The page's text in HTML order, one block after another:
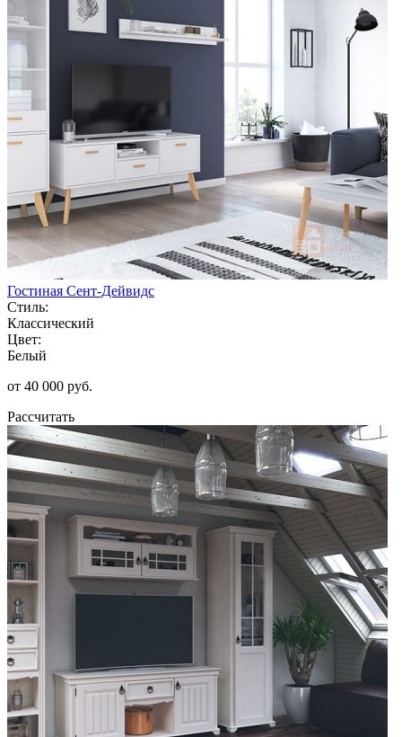
Гостиная Сент-Дейвидс
Стиль:
Классический
Цвет:
Белый
от 40 000 руб.
Рассчитать